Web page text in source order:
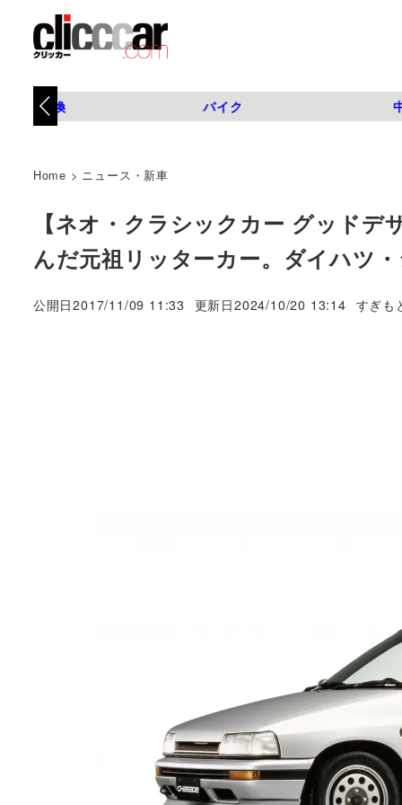
タイヤ交換 バイク
Home > ニュース・新車
【ネオ・クラシックカー グッド
んだ元祖リッターカー。ダイハツ
公開日2017/11/09 11:33 更新日2024/10/20 13:14 著
すぎも